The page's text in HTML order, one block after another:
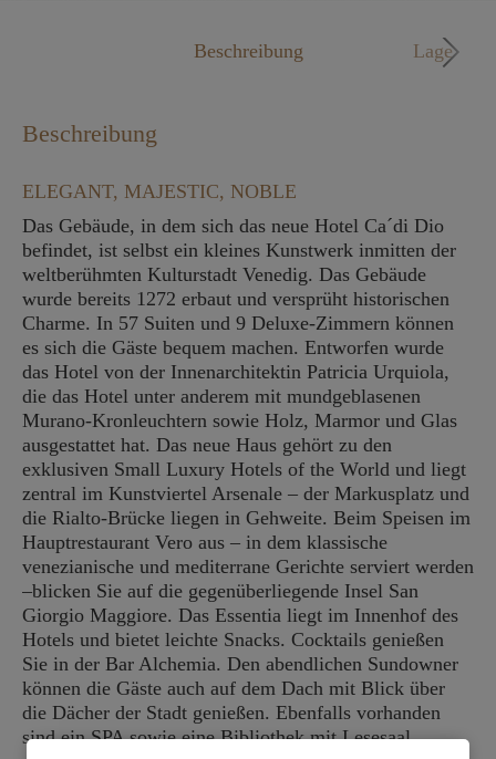
Beschreibung Lage
Beschreibung
ELEGANT, MAJESTIC, NOBLE
Das Gebäude, in dem sich das neue Hotel Ca´di Dio
befindet, ist selbst ein kleines Kunstwerk inmitten der
weltberühmten Kulturstadt Venedig. Das Gebäude
wurde bereits 1272 erbaut und versprüht historischen
Charme. In 57 Suiten und 9 Deluxe-Zimmern können
es sich die Gäste bequem machen. Entworfen wurde
das Hotel von der Innenarchitektin Patricia Urquiola,
die das Hotel unter anderem mit mundgeblasenen
Murano-Kronleuchtern sowie Holz, Marmor und Glas
ausgestattet hat. Das neue Haus gehört zu den
exklusiven Small Luxury Hotels of the World und liegt
zentral im Kunstviertel Arsenale – der Markusplatz und
die Rialto-Brücke liegen in Gehweite. Beim Speisen im
Hauptrestaurant Vero aus – in dem klassische
venezianische und mediterrane Gerichte serviert werden
–blicken Sie auf die gegenüberliegende Insel San
Giorgio Maggiore. Das Essentia liegt im Innenhof des
Hotels und bietet leichte Snacks. Cocktails genießen
Sie in der Bar Alchemia. Den abendlichen Sundowner
können die Gäste auch auf dem Dach mit Blick über
die Dächer der Stadt genießen. Ebenfalls vorhanden
sind ein SPA sowie eine Bibliothek mit Lesesaal.